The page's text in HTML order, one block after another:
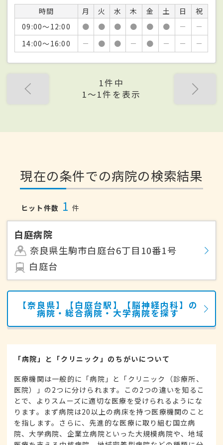
時間 月 火 水 木 金 土 日
祝
09:00～12:00
● ● ● ● ● ● －
－
14:00～16:00
－ ● ● － ● － － －
1件中
1〜1件を表示
現在の条件での病院の検索結果
ヒット件数 1 件
白庭病院
奈良県生駒市白庭台6丁目10番1号
白庭台
【奈良県】【白庭台駅】【脳神経内科】の
病院・総合病院・大学病院を探す
「病院」と「クリニック」のちがいについて
医療機関は一般的に「病院」と「クリニック（診療所、
医院）」の2つに分けられます。この2つの違いを知るこ
とで、よりスムーズに適切な医療を受けられるようにな
ります。まず病院は20以上の病床を持つ医療機関のこと
を指します。さらに、先進的な医療に取り組む国立病
院、大学病院、企業立病院といった大規模病院や、地域